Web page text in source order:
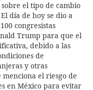
el tipo de cambio
día de hoy se dio a
congresistas
Trump para que el
debido a las
de
y otras
el riesgo de
en México para evitar